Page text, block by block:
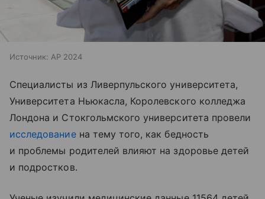
Источник: AP 2024
Специалисты из Ливерпульского университета,
Университета Ньюкасла, Королевского колледжа
Лондона и Стокгольмского университета провели
исследование на тему того, как бедность
и проблемы родителей влияют на здоровье детей
и подростков.